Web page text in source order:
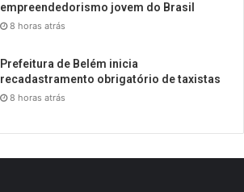
empreendedorismo jovem do Brasil
8 horas atrás
Prefeitura de Belém inicia
recadastramento obrigatório de taxistas
8 horas atrás